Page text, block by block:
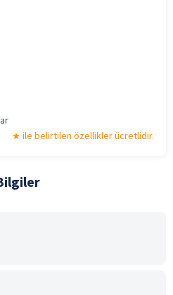
ile belirtilen özellikler ücretlidir.